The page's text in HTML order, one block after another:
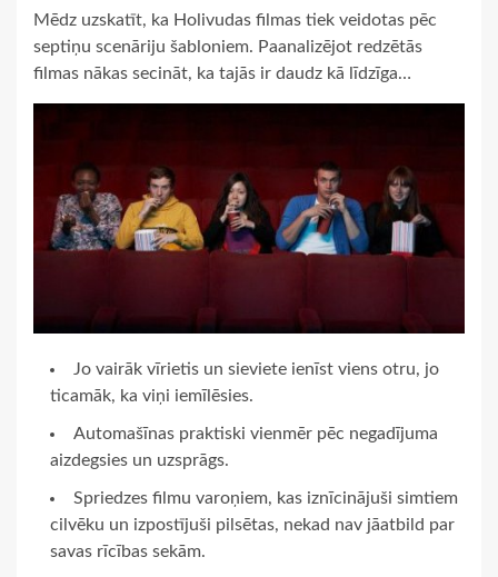
Mēdz uzskatīt, ka Holivudas filmas tiek veidotas pēc
septiņu scenāriju šabloniem. Paanalizējot redzētās
filmas nākas secināt, ka tajās ir daudz kā līdzīga…
Jo vairāk vīrietis un sieviete ienīst viens otru, jo
ticamāk, ka viņi iemīlēsies.
Automašīnas praktiski vienmēr pēc negadījuma
aizdegsies un uzsprāgs.
Spriedzes filmu varoņiem, kas iznīcinājuši simtiem
cilvēku un izpostījuši pilsētas, nekad nav jāatbild par
savas rīcības sekām.